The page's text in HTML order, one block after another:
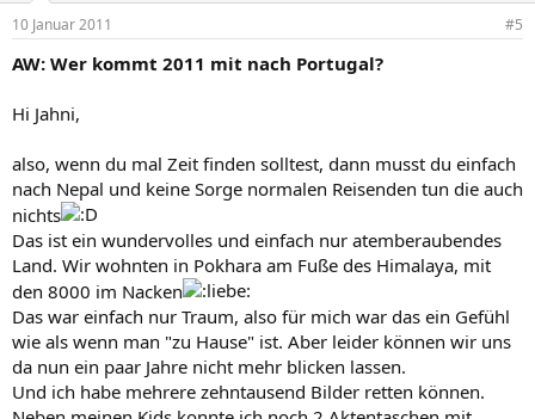
10 Januar 2011 #5
AW: Wer kommt 2011 mit nach Portugal?
Hi Jahni,
also, wenn du mal Zeit finden solltest, dann musst du einfach
nach Nepal und keine Sorge normalen Reisenden tun die auch
nichts
Das ist ein wundervolles und einfach nur atemberaubendes
Land. Wir wohnten in Pokhara am Fuße des Himalaya, mit
den 8000 im Nacken
Das war einfach nur Traum, also für mich war das ein Gefühl
wie als wenn man "zu Hause" ist. Aber leider können wir uns
da nun ein paar Jahre nicht mehr blicken lassen.
Und ich habe mehrere zehntausend Bilder retten können.